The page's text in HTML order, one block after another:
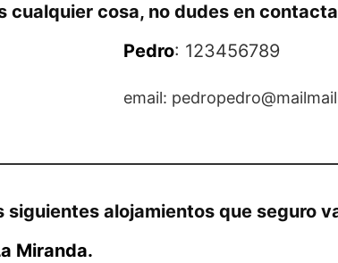
cualquier cosa, no dudes en
Pedro: 123456789
email:
alojamientos que seguro
Miranda.